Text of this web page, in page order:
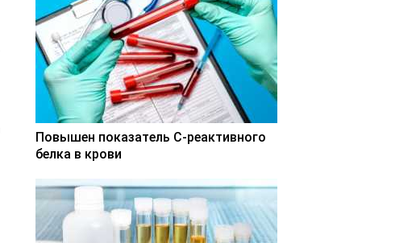
Повышен показатель С-реактивного
белка в крови